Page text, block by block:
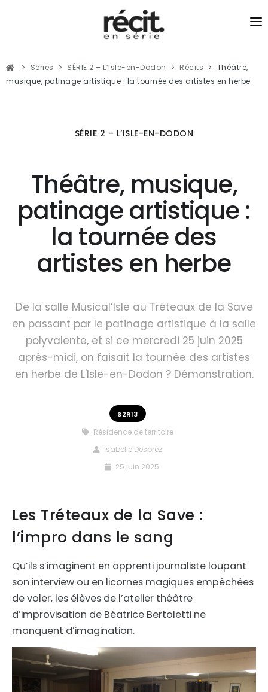
RÉCITS
JOURNALISME DU LIEN
Séries SÉRIE 2 – L’Isle-en-Dodon Récits
Théâtre,
musique, patinage artistique : la tournée des artistes en herbe
SÉRIE 2 – L’ISLE-EN-DODON
Théâtre, musique,
patinage artistique :
la tournée des
artistes en herbe
De la salle Musical’Isle au Tréteaux de la Save
en passant par le patinage artistique à la salle
polyvalente, et si ce mercredi 25 juin 2025
après-midi, on faisait la tournée des artistes
en herbe de L'Isle-en-Dodon ? Démonstration.
S2R13
Résidence de territoire
Isabelle Desprez
25 juin 2025
Les Tréteaux de la Save :
l’impro dans le sang
Qu’ils s’imaginent en apprenti journaliste loupant
son interview ou en licornes magiques empêchées
de voler, les élèves de l’atelier théâtre
d’improvisation de Béatrice Bertoletti ne
manquent d’imagination.